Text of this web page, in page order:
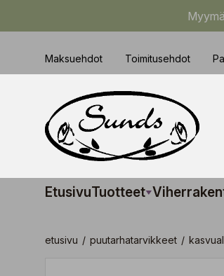
Maksuehdot Toimitusehdot
EtusivuTuotteet
etusivu / puutarhatarvikkeet /